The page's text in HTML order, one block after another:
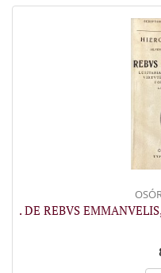
. DE REBVS